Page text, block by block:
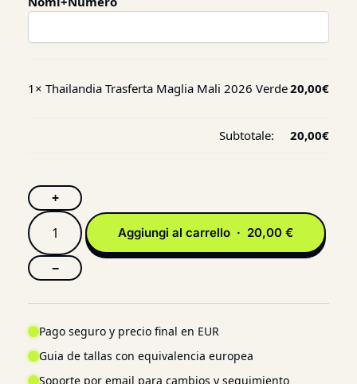
1× Thailandia Trasferta Maglia Mali 2026 Verde20,00€
Subtotale: 20,00€
+
−
Aggiungi al carrello · 20,00 €
Pago seguro y precio final en EUR
Guia de tallas con equivalencia europea
Soporte por email para cambios y seguimiento